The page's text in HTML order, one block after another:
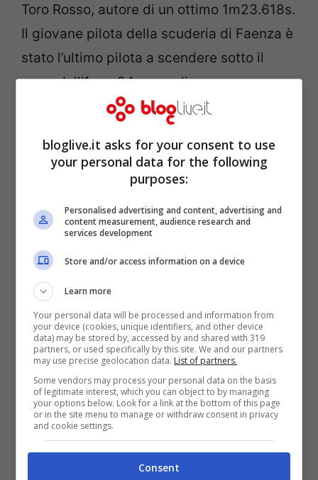
Toro Rosso, autore di un ottimo 1m23.618s.
Il giovane pilota della scuderia di Faenza è
stato l’ultimo pilota a scendere sotto il
muro dell’1m e 24 secondi.
Infatti,al quinto posto troviamo Fernando
Alonso con un tempo di 1m24.100s. Al
sesto posto si è posizionato Michael
Schumacher che ha completato 51 giri con
la debuttante monoposto Mercedes AMG
W03. Il suo tempo migliore è stato di
1m24.150s. Al settimo posto si è
bloglive.it asks for your consent to use
your personal data for the following
purposes:
Personalised advertising and content, advertising and
content measurement, audience research and
services development
Store and/or access information on a device
Learn more
Your personal data will be processed and information from
your device (cookies, unique identifiers, and other device
data) may be stored by, accessed by and shared with 319
partners, or used specifically by this site. We and our partners
may use precise geolocation data. List of partners.
Some vendors may process your personal data on the basis
of legitimate interest, which you can object to by managing
your options below. Look for a link at the bottom of this page
or in the site menu to manage or withdraw consent in privacy
and cookie settings.
Consent